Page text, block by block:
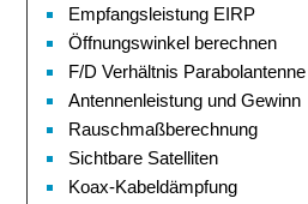
Empfangsleistung EIRP
Öffnungswinkel berechnen
F/D Verhältnis Parabolantenne
Antennenleistung und Gewinn
Rauschmaßberechnung
Sichtbare Satelliten
Koax-Kabeldämpfung